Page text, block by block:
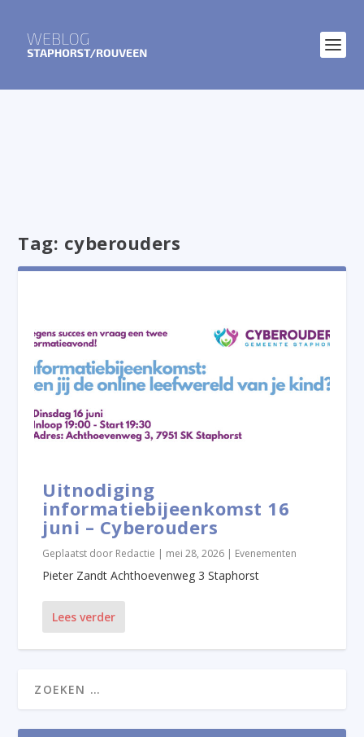
Tag: cyberouders
Uitnodiging
informatiebijeenkomst 16
juni – Cyberouders
Geplaatst door Redactie | mei 28, 2026 | Evenementen
Pieter Zandt Achthoevenweg 3 Staphorst
Lees verder